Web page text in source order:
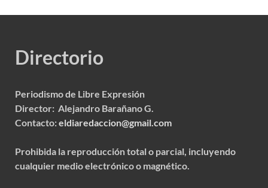
Directorio
Periodismo de Libre Expresión
Director: Alejandro Barañano G.
Contacto:eldiaredaccion@gmail.com
Prohibida la reproducción total o parcial, incluyendo
cualquier medio electrónico o magnético.